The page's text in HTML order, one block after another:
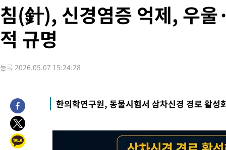
1시간 전 >극한폭염 한풀 꺾이지만…'낮 최고 35도' 무더위, 열대야 계속[다
날씨]
2시간 전 >축구협회 "압수수색·성접대 논란 사과…쇄신의 기회로 삼겠다"
2시간 전 > [속보]'압수수색·성접대 논란' 축구협회 "실망과 걱정 안겨드려
7시간 전 >
-24276초 전 >[속보]與최고위원 제주·인천 순회경선…박선원·최민희·서미
한민수·김용 순
-24229초 전 > [속보]김민석, 與 전대 당원투표 누적 득표율 45.42%로 1위…
청래 44.56%
-23511초 전 >
42.08%·宋 10.17%
-23045초 전 >
이강인 "아틀레티코 이적 기뻐…등번호 7번 의미보단 팀 위해
것"
-22980초 전 >
[속보]與 당대표 경선, 제주·인천 권리당원 투표 김민석 승리
침(針), 신경염증 억제, 우
적 규명
등록 2026.05.07 15:24:28
한의학연구원, 동물시험서 삼차신경 경로 활성